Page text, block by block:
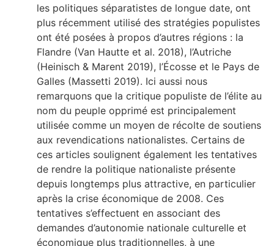
les politiques séparatistes de longue date, ont
plus récemment utilisé des stratégies populistes
ont été posées à propos d’autres régions : la
Flandre (Van Hautte et al. 2018), l’Autriche
(Heinisch & Marent 2019), l’Écosse et le Pays de
Galles (Massetti 2019). Ici aussi nous
remarquons que la critique populiste de l’élite au
nom du peuple opprimé est principalement
utilisée comme un moyen de récolte de soutiens
aux revendications nationalistes. Certains de
ces articles soulignent également les tentatives
de rendre la politique nationaliste présente
depuis longtemps plus attractive, en particulier
après la crise économique de 2008. Ces
tentatives s’effectuent en associant des
demandes d’autonomie nationale culturelle et
économique plus traditionnelles, à une